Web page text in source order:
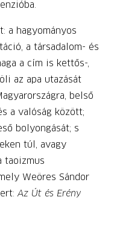
a hagyományos
a társadalom- és
a cím is kettős-,
az apa utazását
belső
a valóság között;
bolyongását; s
túl, avagy
taoizmus
Weöres Sándor
Az Út és Erény